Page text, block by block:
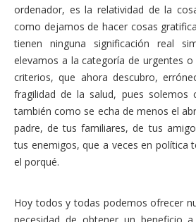
ordenador, es la relatividad de la
como dejamos de hacer cosas
tienen ninguna significación real
elevamos a la categoría de urgentes
criterios, que ahora descubro,
fragilidad de la salud, pues solemos
también como se echa de menos el
padre, de tus familiares, de tus
tus enemigos, que a veces en política
el porqué.
Hoy todos y todas podemos ofrecer